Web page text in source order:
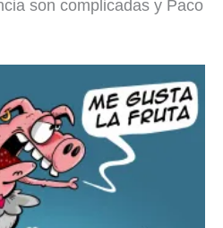
son complicadas y Paco